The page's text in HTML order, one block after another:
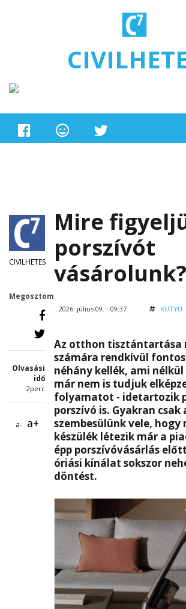
CIVILHETES
Megosztom
Olvasási
idő
2perc
a- a+
Mire
porszívót
vásárolunk?
2026. július 09. - 09:37 KÜTYÜ
Az otthon tisztántartása
számára rendkívül
néhány kellék, ami
már nem is tudjuk
folyamatot - idetartozik
porszívó is. Gyakran csak
szembesülünk vele,
készülék létezik már a
épp porszívóvásárlás
óriási kínálat sokszor
döntést.